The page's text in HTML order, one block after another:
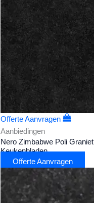
Offerte Aanvragen
Aanbiedingen
Nero Zimbabwe Poli Graniet
Keukenbladen
Offerte Aanvragen